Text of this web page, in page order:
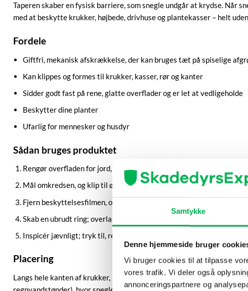
Samtykke
Denne hjemmeside bruger
Vi bruger cookies til at tilpasse
vores trafik. Vi deler også
annonceringspartnere og
Taperen skaber en fysisk barriere, som snegle undgår at krydse. Når
med at beskytte krukker, højbede, drivhuse og plantekasser – helt
Fordele
Giftfri, mekanisk afskrækkelse, der kan bruges tæt på spiselige
Kan klippes og formes til krukker, kasser, rør og kanter
Sidder godt fast på rene, glatte overflader og er let at vedligeholde
Beskytter dine planter
Ufarlig for mennesker og husdyr
Sådan bruges produktet
Rengør overfladen for jord, støv og fugt.
Mål omkredsen, og klip til ønsket længde.
Fjern beskyttelsesfilmen, og påfør med let spænding uden luftbobler.
Skab en ubrudt ring; overlap enderne med 2–3 cm.
Inspicér jævnligt; tryk til, rengør og udskift ved behov.
Placering
Langs hele kanten af krukker, på toppen af højbede og plantekasser,